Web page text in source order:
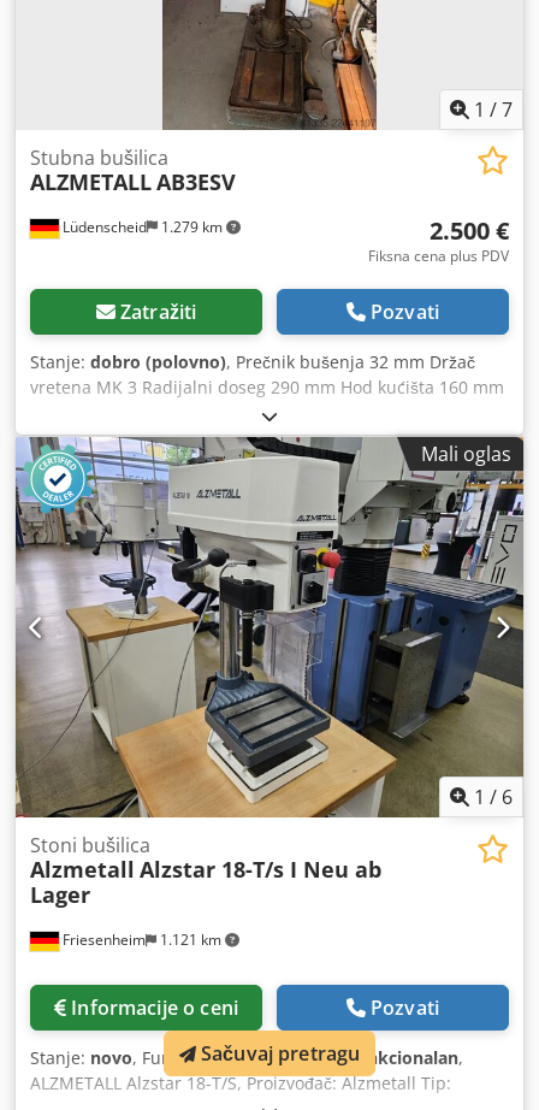
1 /7
Lüdenscheid 1.279 km
Stubna bušilica
ALZMETALLAB3ESV
2.500 €
Fiksna cena plus PDV
Zatražiti Pozvati
Stanje: dobro (polovno), Prečnik bušenja 32 mm Držač
vretena MK 3 Radijalni doseg 290 mm Hod kućišta 160 mm
Dimenzije stola 510 x 300 mm Prečnik stuba 115 mm
Podmazivanje putem rotirajućeg distributera Broj obrtaja
vretena 55 - 1450 o/min, bezstepeno Snaga motora 0,9 i 1,3
kW, sa mogućnošću promene polova Priključak na
električnu mrežu 380 V, 50 Hz Broj obrtaja vretena putem 2
stepena prenosa, 2 brzine motora i bezstepeno putem
varijatorskog prenosa Podešavanje visine stola pomoću
ručice Lako oštećenje na poklopcu (vidi fotografije) Potrebni
prostor (D x Š x V) 1200 x 650 x 1900 mm Dodpfxozp Nfxe Ai
Sokr Težina 400 kg
Mali oglas
1 / 6
Friesenheim 1.121 km
Stoni bušilica
Alzmetall Alzstar 18-T/s I Neu ab
Lager
Informacije o ceni Pozvati
Stanje: novo, Funkcionalnost: potpuno funkcionalan,
ALZMETALL Alzstar 18-T/S, Proizvođač: Alzmetall Tip:
Sačuvaj pretragu